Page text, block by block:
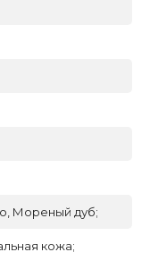
Мореный дуб;
кожа;